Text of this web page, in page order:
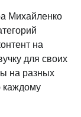
Михайленко
на
для своих
на разных
каждому